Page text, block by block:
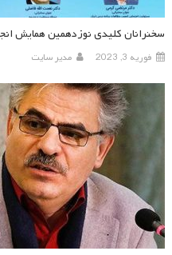
سخنرانان کلیدی نوزدهمین همایش
فوریه 3, 2023 مدیر سایت